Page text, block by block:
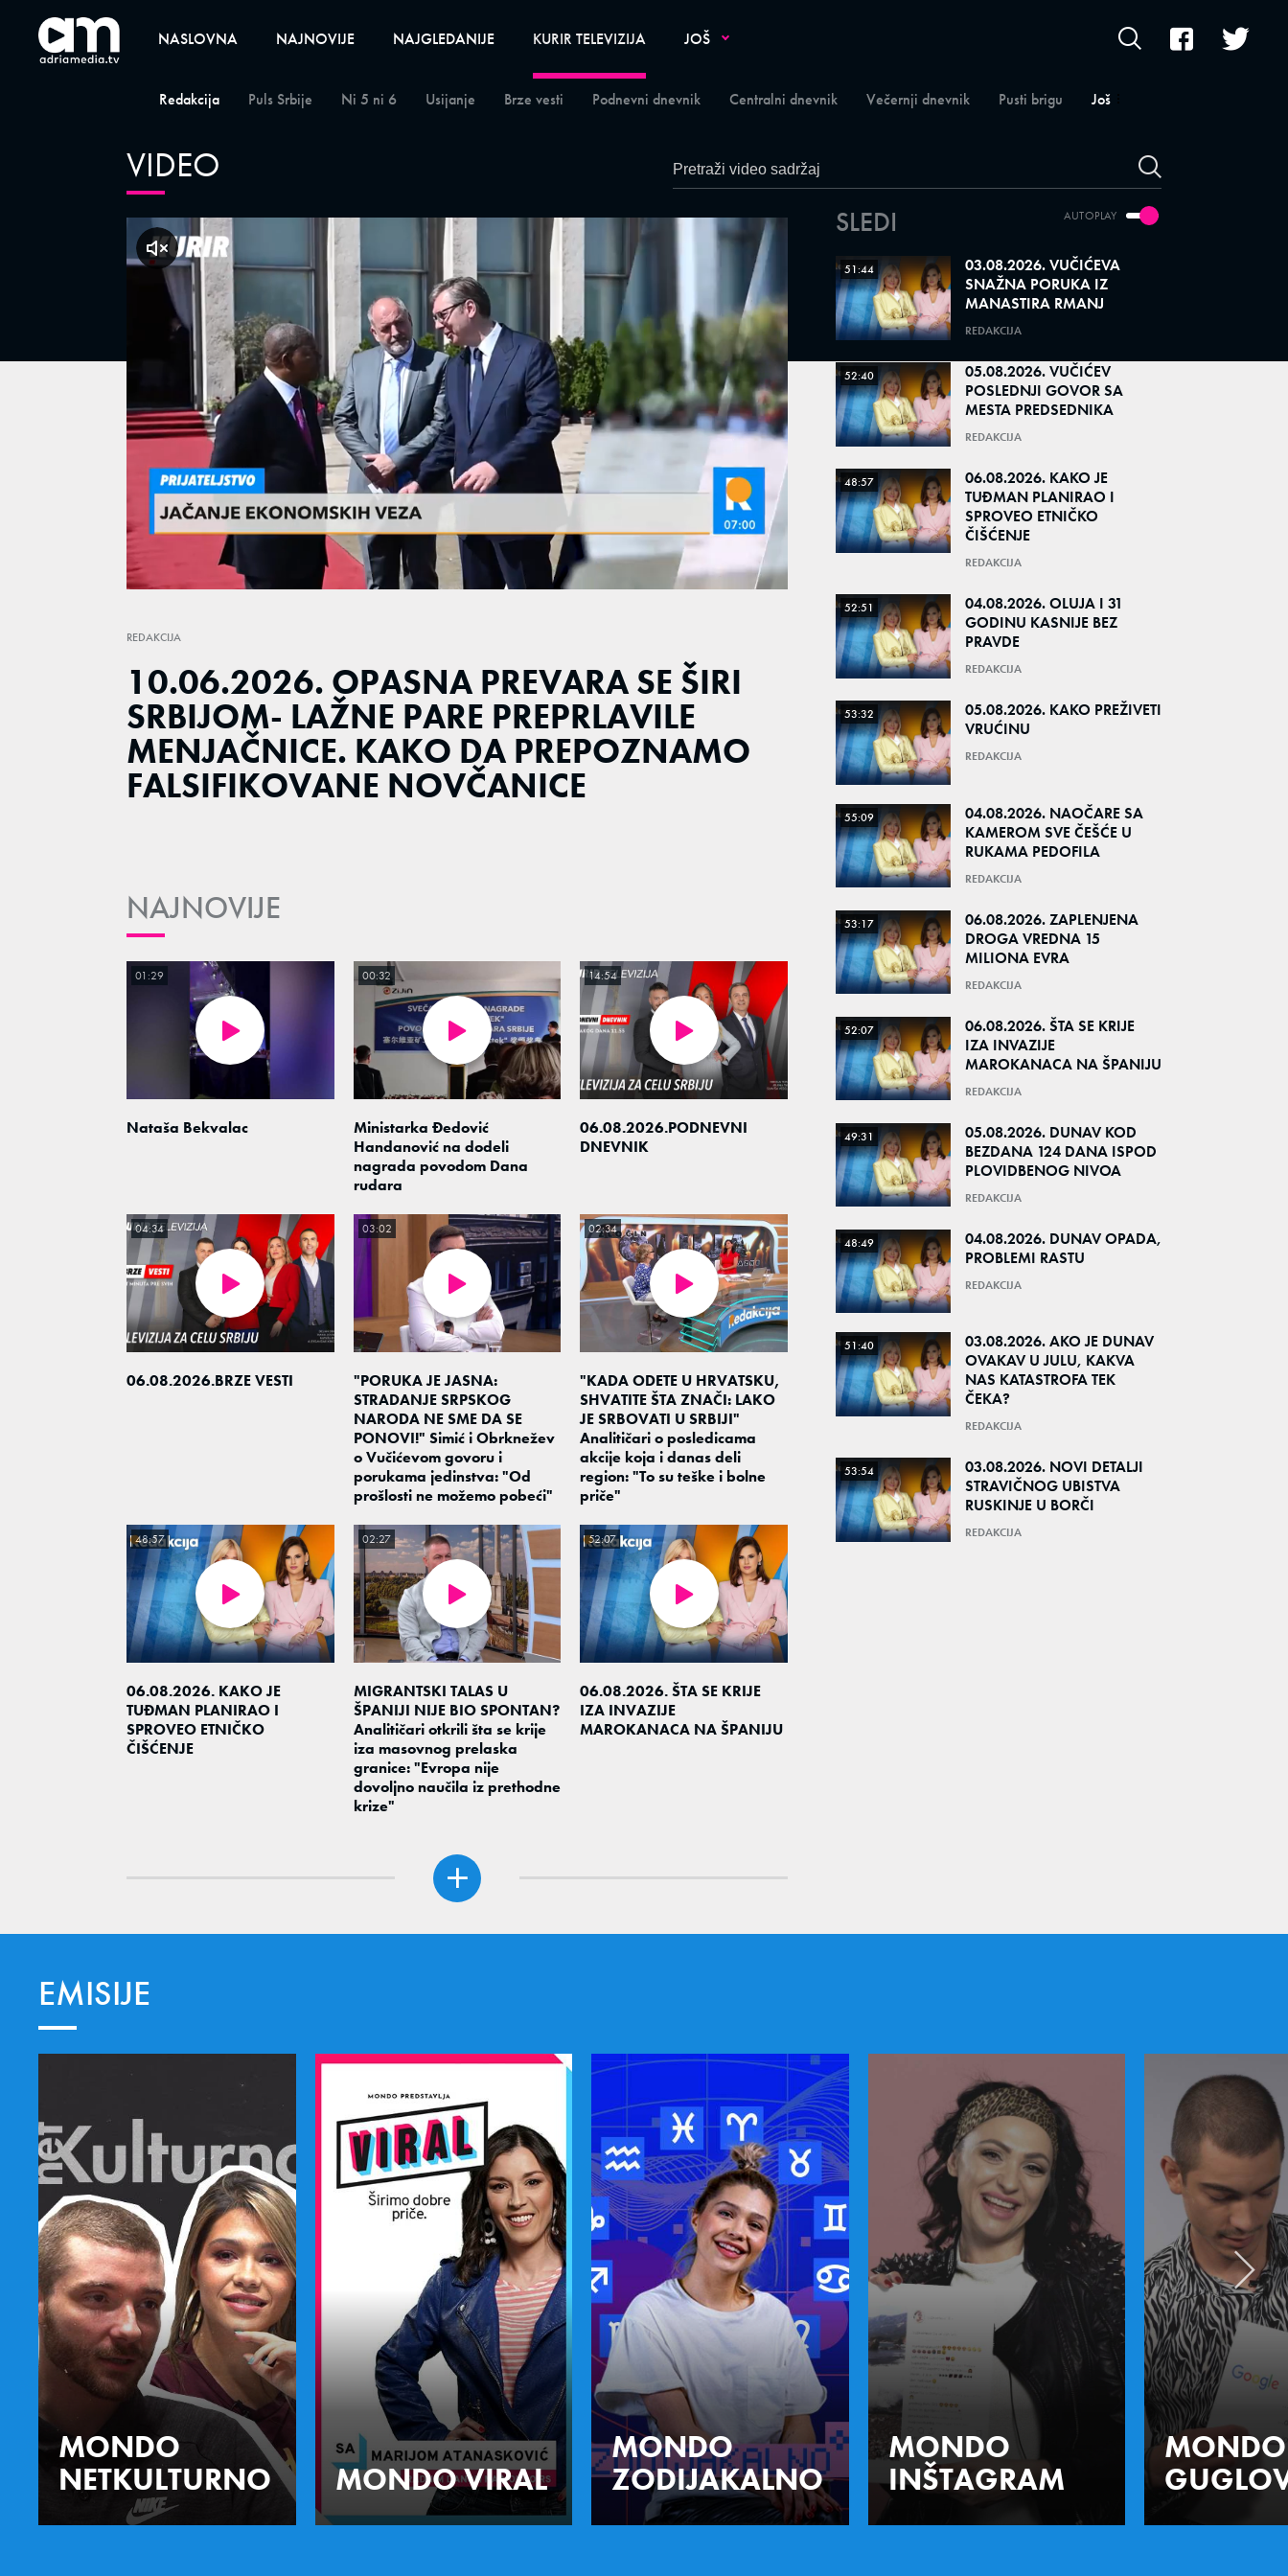
NASLOVNA NAJNOVIJE NAJGLEDANIJE KURIR TELEVIZIJA
Redakcija Puls Srbije Ni 5 ni 6 Usijanje Brze vesti Podnevni dnevnik Centralni dnevnik Večernji dnevnik Pusti brigu Još
JOŠ
VIDEO
Unmute
Loaded:
klikni za zvuk
REDAKCIJA
10.06.2026. OPASNA PREVARA SE ŠIRI
SRBIJOM- LAŽNE PARE PREPRLAVILE
MENJAČNICE. KAKO DA PREPOZNAMO
FALSIFIKOVANE NOVČANICE
NAJNOVIJE
Nataša Bekvalac
01:29
Ministarka Đedović
Handanović na dodeli
nagrada povodom Dana
rudara
00:32
06.08.2026.PODNEVNI
DNEVNIK
14:54
06.08.2026.BRZE VESTI
04:34
"PORUKA JE JASNA:
STRADANJE SRPSKOG
NARODA NE SME DA SE
PONOVI!" Simić i Obrknežev
o Vučićevom govoru i
porukama jedinstva: "Od
prošlosti ne možemo pobeći"
03:02
"KADA ODETE U HRVATSKU,
SHVATITE ŠTA ZNAČI: LAKO
JE SRBOVATI U SRBIJI"
Analitičari o posledicama
akcije koja i danas deli
region: "To su teške i bolne
priče"
02:34
06.08.2026. KAKO JE
TUĐMAN PLANIRAO I
SPROVEO ETNIČKO
ČIŠĆENJE
48:57
MIGRANTSKI TALAS U
ŠPANIJI NIJE BIO SPONTAN?
Analitičari otkrili šta se krije
iza masovnog prelaska
granice: "Evropa nije
dovoljno naučila iz prethodne
krize"
02:27
06.08.2026. ŠTA SE KRIJE
IZA INVAZIJE
MAROKANACA NA ŠPANIJU
52:07
AUTOPLAY
SLEDI
51:44
03.08.2026. VUČIĆEVA
SNAŽNA PORUKA IZ
MANASTIRA RMANJ
REDAKCIJA
52:40
05.08.2026. VUČIĆEV
POSLEDNJI GOVOR SA
MESTA PREDSEDNIKA
REDAKCIJA
48:57
06.08.2026. KAKO JE
TUĐMAN PLANIRAO I
SPROVEO ETNIČKO
ČIŠĆENJE
REDAKCIJA
52:51
04.08.2026. OLUJA I 31
GODINU KASNIJE BEZ
PRAVDE
REDAKCIJA
53:32
05.08.2026. KAKO PREŽIVETI
VRUĆINU
REDAKCIJA
55:09
04.08.2026. NAOČARE SA
KAMEROM SVE ČEŠĆE U
RUKAMA PEDOFILA
REDAKCIJA
53:17
06.08.2026. ZAPLENJENA
DROGA VREDNA 15
MILIONA EVRA
REDAKCIJA
52:07
06.08.2026. ŠTA SE KRIJE
IZA INVAZIJE
MAROKANACA NA ŠPANIJU
REDAKCIJA
49:31
05.08.2026. DUNAV KOD
BEZDANA 124 DANA ISPOD
PLOVIDBENOG NIVOA
REDAKCIJA
48:49
04.08.2026. DUNAV OPADA,
PROBLEMI RASTU
REDAKCIJA
51:40
03.08.2026. AKO JE DUNAV
OVAKAV U JULU, KAKVA
NAS KATASTROFA TEK
ČEKA?
REDAKCIJA
53:54
03.08.2026. NOVI DETALJI
STRAVIČNOG UBISTVA
RUSKINJE U BORČI
REDAKCIJA
EMISIJE
MONDO
NETKULTURNO
MONDO VIRAL
MONDO
ZODIJAKALNO
MONDO
INŠTAGRAM
MONDO